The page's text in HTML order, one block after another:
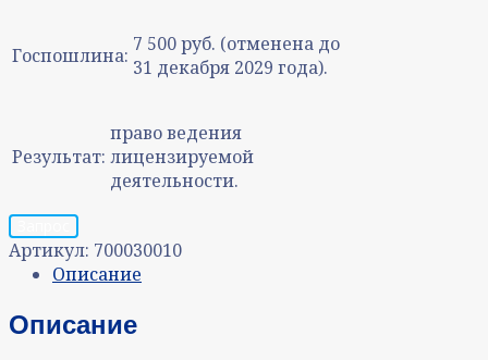
Госпошлина: 7 500 руб. (отменена до
31 декабря 2029 года).
Результат:
право ведения
лицензируемой
деятельности.
Артикул: 700030010
Описание
Описание